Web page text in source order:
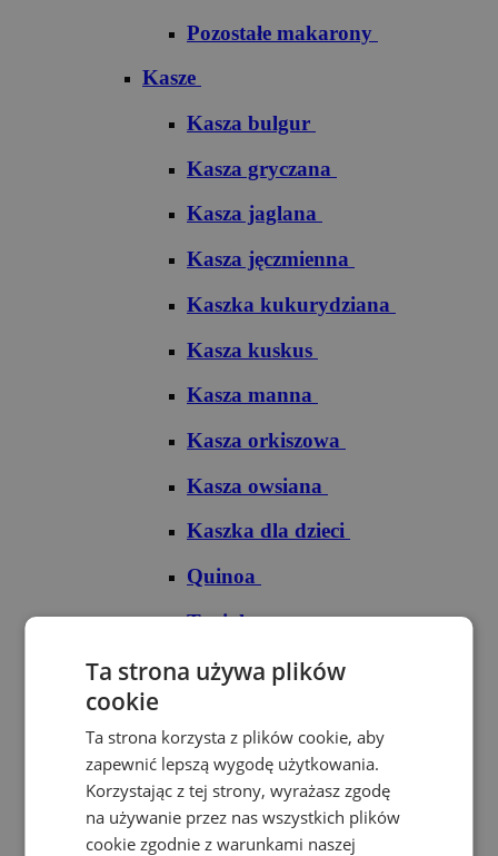
Pozostałe makarony
Kasze
Kasza bulgur
Kasza gryczana
Kasza jaglana
Kasza jęczmienna
Kaszka kukurydziana
Kasza kuskus
Kasza manna
Kasza orkiszowa
Kasza owsiana
Kaszka dla dzieci
Quinoa
Tapioka
Ryże
Ryż basmati
Ryż biały
Ryż brązowy
Ta strona używa plików
cookie
Ta strona korzysta z plików cookie, aby
zapewnić lepszą wygodę użytkowania.
Korzystając z tej strony, wyrażasz zgodę
na używanie przez nas wszystkich plików
cookie zgodnie z warunkami naszej